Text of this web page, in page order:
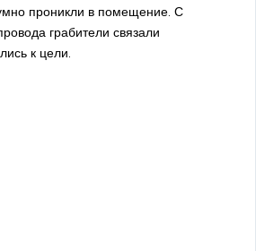
проникли в помещение. С
грабители связали
к цели.